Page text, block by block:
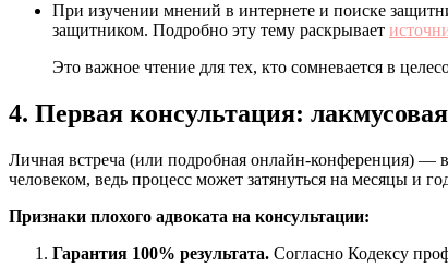
При изучении мнений в интернете и поиске
защитником. Подробно эту тему раскрывает
Это важное чтение для тех, кто сомневается в
4. Первая консультация:
Личная встреча (или подробная онлайн-конференция) —
человеком, ведь процесс может затянуться на месяцы и
Признаки плохого адвоката на консультации:
Гарантия 100% результата. Согласно Кодексу